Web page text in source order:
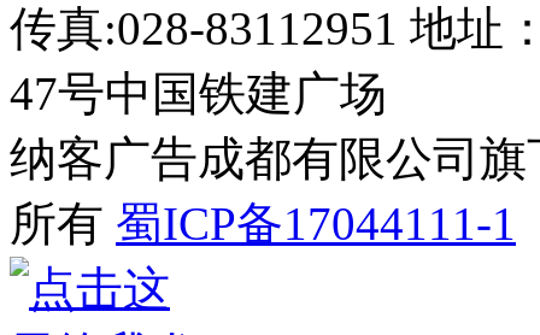
传真:028-83112951 地址
47号中国铁建广场
纳客广告成都有限公司旗
所有 蜀ICP备17044111-1